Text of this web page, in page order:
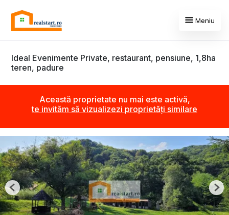
Meniu
Ideal Evenimente Private, restaurant, pensiune, 1,8ha
teren, padure
Această proprietate nu mai este activă,
te invităm să vizualizezi proprietăți similare
Previous